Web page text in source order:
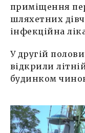
приміщення
шляхетних
інфекційна
У другій
відкрили
будинком